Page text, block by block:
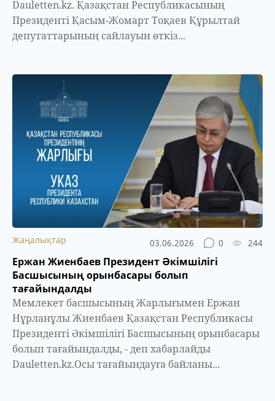
Dauletten.kz. Қазақстан Республикасының
Президенті Қасым-Жомарт Тоқаев Құрылтай
депутаттарының сайлауын өткіз...
Жаңалықтар 03.06.2026 0 244
Ержан Жиенбаев Президент Әкімшілігі
Басшысының орынбасары болып
тағайындалды
Мемлекет басшысының Жарлығымен Ержан
Нұрланұлы Жиенбаев Қазақстан Республикасы
Президенті Әкімшілігі Басшысының орынбасары
болып тағайындалды, - деп хабарлайды
Dauletten.kz.Осы тағайындауға байланы...